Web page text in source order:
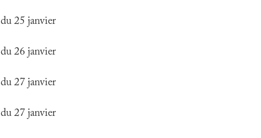
25 janvier
26 janvier
27 janvier
27 janvier